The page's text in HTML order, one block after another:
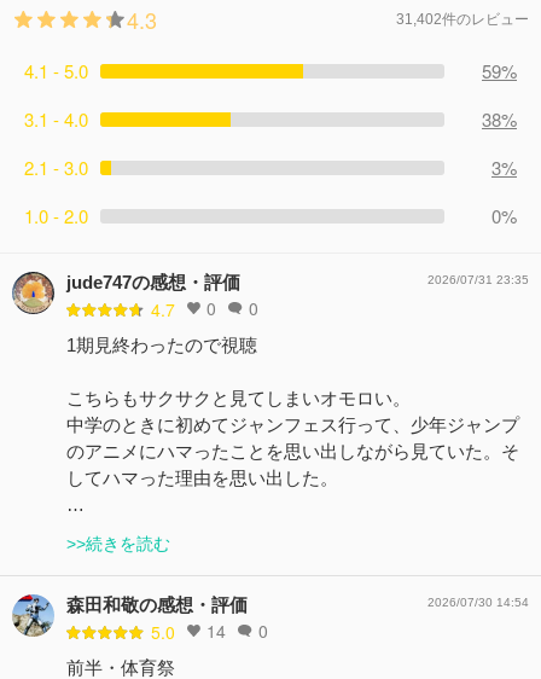
コメント41件拍手87回
は、“個性”を使わず機転を利かせた作戦で勝負！1位をめざ
追を見せる！勝負は最終関門へ！
4.3 31,402件のレビュー
4.1 - 5.0
59%
3.1 - 4.0
38%
2.1 - 3.0
3%
1.0 - 2.0
0%
jude747の感想・評価
4.7 0 0
2026/07/31 23:35
1期見終わったので視聴
こちらもサクサクと見てしまいオモロい。
中学のときに初めてジャンフェス行って、少年ジャンプ
のアニメにハマったことを思い出しながら見ていた。そ
してハマった理由を思い出した。
…
>>続きを読む
森田和敬の感想・評価
5.0 14 0
2026/07/30 14:54
前半・体育祭